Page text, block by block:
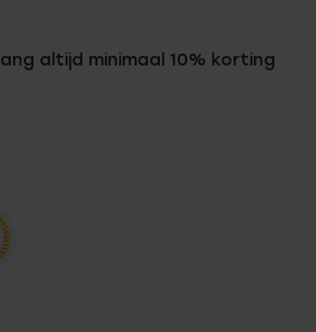
altijd minimaal 10% korting